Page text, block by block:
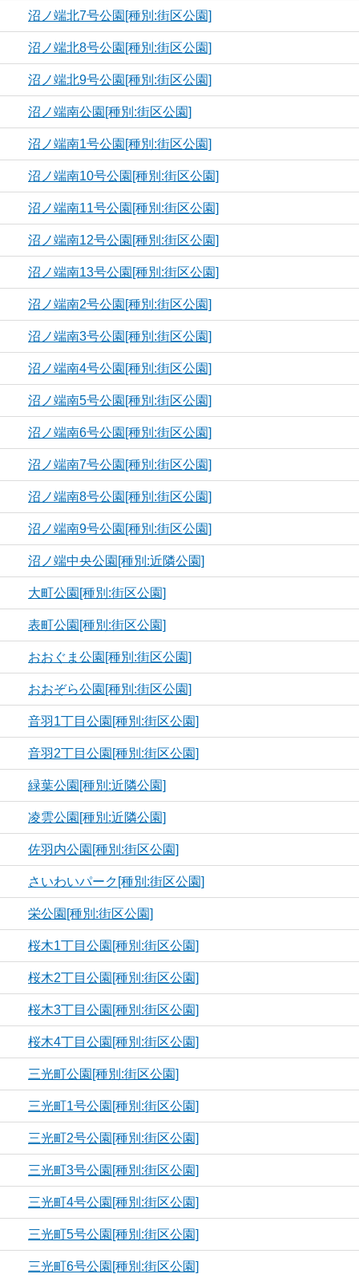
沼ノ端北7号公園[種別:街区公園]
沼ノ端北8号公園[種別:街区公園]
沼ノ端北9号公園[種別:街区公園]
沼ノ端南公園[種別:街区公園]
沼ノ端南1号公園[種別:街区公園]
沼ノ端南10号公園[種別:街区公園]
沼ノ端南11号公園[種別:街区公園]
沼ノ端南12号公園[種別:街区公園]
沼ノ端南13号公園[種別:街区公園]
沼ノ端南2号公園[種別:街区公園]
沼ノ端南3号公園[種別:街区公園]
沼ノ端南4号公園[種別:街区公園]
沼ノ端南5号公園[種別:街区公園]
沼ノ端南6号公園[種別:街区公園]
沼ノ端南7号公園[種別:街区公園]
沼ノ端南8号公園[種別:街区公園]
沼ノ端南9号公園[種別:街区公園]
沼ノ端中央公園[種別:近隣公園]
大町公園[種別:街区公園]
表町公園[種別:街区公園]
おおぐま公園[種別:街区公園]
おおぞら公園[種別:街区公園]
音羽1丁目公園[種別:街区公園]
音羽2丁目公園[種別:街区公園]
緑葉公園[種別:近隣公園]
凌雲公園[種別:近隣公園]
佐羽内公園[種別:街区公園]
さいわいパーク[種別:街区公園]
栄公園[種別:街区公園]
桜木1丁目公園[種別:街区公園]
桜木2丁目公園[種別:街区公園]
桜木3丁目公園[種別:街区公園]
桜木4丁目公園[種別:街区公園]
三光町公園[種別:街区公園]
三光町1号公園[種別:街区公園]
三光町2号公園[種別:街区公園]
三光町3号公園[種別:街区公園]
三光町4号公園[種別:街区公園]
三光町5号公園[種別:街区公園]
三光町6号公園[種別:街区公園]